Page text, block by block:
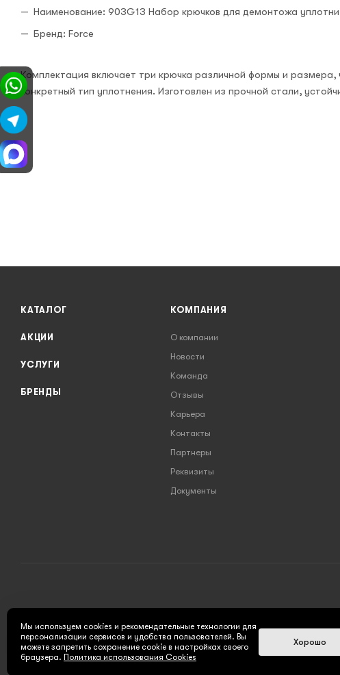
Наименование: 903G13 Набор крючков для демонтожа
Бренд: Force
Комплектация включает три крючка различной формы и
конкретный тип уплотнения. Изготовлен из прочной стали,
КАТАЛОГ
АКЦИИ
УСЛУГИ
БРЕНДЫ
КОМПАНИЯ
О компании
Новости
Команда
Отзывы
Карьера
Контакты
Партнеры
Реквизиты
Документы
Мы используем cookies и рекомендательные технологии для
персонализации сервисов и удобства пользователей. Вы
можете запретить сохранение cookie в настройках своего
браузера. Политика использования Cookies
Хорошо